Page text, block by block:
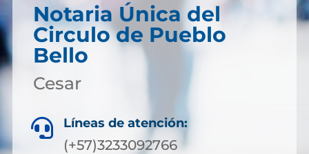
Notaria Única del
Circulo de Pueblo
Bello
Cesar
 Líneas de atención:
(+57)3233092766